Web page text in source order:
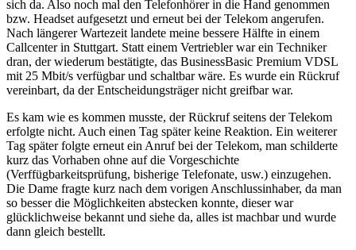
sich da. Also noch mal den Telefonhörer in die Hand genommen
bzw. Headset aufgesetzt und erneut bei der Telekom angerufen.
Nach längerer Wartezeit landete meine bessere Hälfte in einem
Callcenter in Stuttgart. Statt einem Vertriebler war ein Techniker
dran, der wiederum bestätigte, das BusinessBasic Premium VDSL
mit 25 Mbit/s verfügbar und schaltbar wäre. Es wurde ein Rückruf
vereinbart, da der Entscheidungsträger nicht greifbar war.
Es kam wie es kommen musste, der Rückruf seitens der Telekom
erfolgte nicht. Auch einen Tag später keine Reaktion. Ein weiterer
Tag später folgte erneut ein Anruf bei der Telekom, man schilderte
kurz das Vorhaben ohne auf die Vorgeschichte
(Verffügbarkeitsprüfung, bisherige Telefonate, usw.) einzugehen.
Die Dame fragte kurz nach dem vorigen Anschlussinhaber, da man
so besser die Möglichkeiten abstecken konnte, dieser war
glücklichweise bekannt und siehe da, alles ist machbar und wurde
dann gleich bestellt.